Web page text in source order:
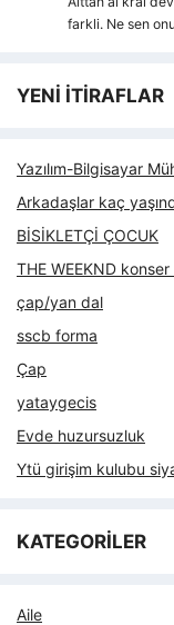
farkli. Ne sen
YENİ İTİRAFLAR
Yazılım-Bilgisayar
Arkadaşlar kaç
BİSİKLETÇİ ÇOCUK
THE WEEKND
çap/yan dal
sscb forma
Çap
yataygecis
Evde huzursuzluk
Ytü girişim kulubu
KATEGORİLER
Aile